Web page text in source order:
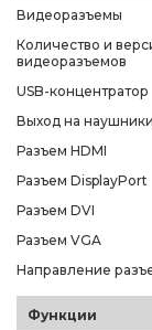
Видеоразъемы
Количество и
видеоразъемов
USB-концентратор
Выход на наушники
Разъем HDMI
Разъем DisplayPort
Разъем DVI
Разъем VGA
Направление
Функции